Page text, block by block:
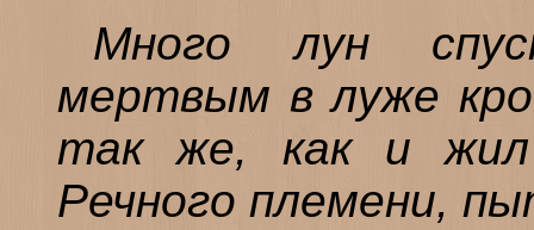
Много лун
мертвым в луже
так же, как и
Речного племени,